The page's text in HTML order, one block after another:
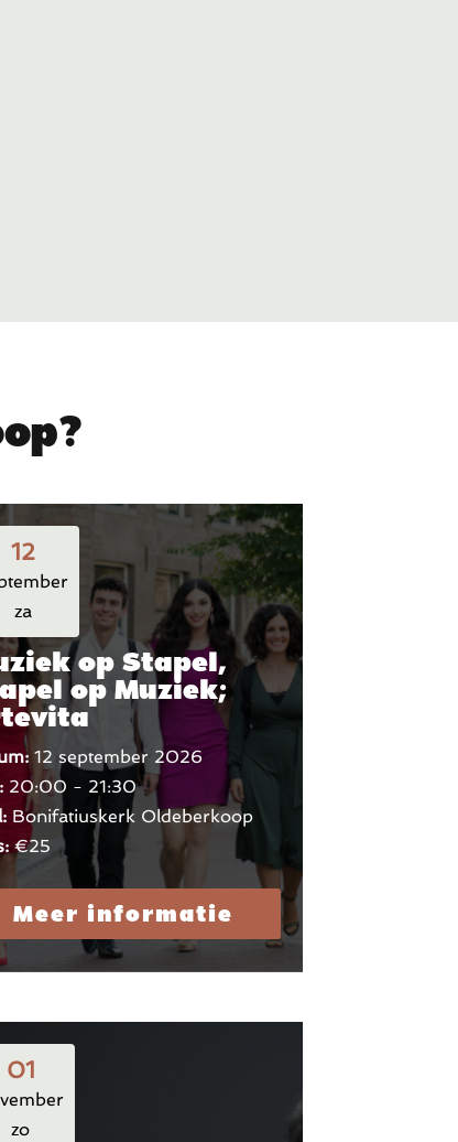
12
za
op Stapel,
op Muziek;
12 september 2026
20:00 - 21:30
Bonifatiuskerk Oldeberkoop
€25
Meer informatie
01
zo